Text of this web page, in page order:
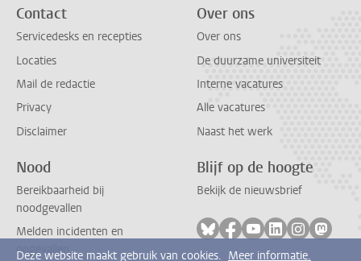
Contact
Servicedesks en recepties
Locaties
Mail de redactie
Privacy
Disclaimer
Over ons
Over ons
De duurzame universiteit
Interne vacatures
Alle vacatures
Naast het werk
Nood
Bereikbaarheid bij
noodgevallen
Melden incidenten en
ongevallen
Blijf op de hoogte
Bekijk de nieuwsbrief
Volg ons op bluesky
Volg ons op facebook
Volg ons op
Volg ons op
Volg ons
Volg
Deze website maakt gebruik van cookies. Meer informatie.